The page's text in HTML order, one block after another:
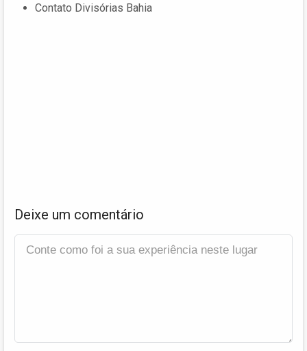
Contato Divisórias Bahia
Deixe um comentário